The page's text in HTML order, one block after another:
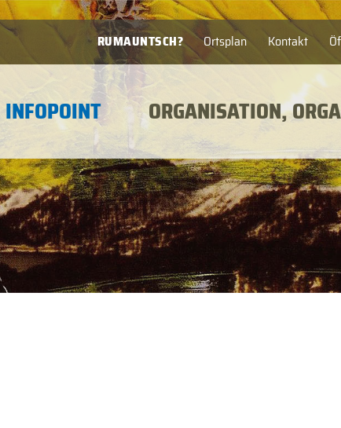
Ortsplan Kontakt
RUMAUNTSCH?
INFOPOINT ORGANISATION,